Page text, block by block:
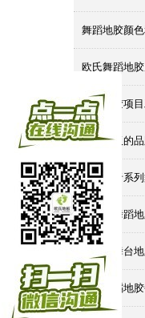
舞蹈地胶颜
欧氏舞蹈地
舞台地胶项
舞蹈地板的
欧氏舞者系
舞者牌舞蹈
舞者牌舞台
舞者舞蹈地